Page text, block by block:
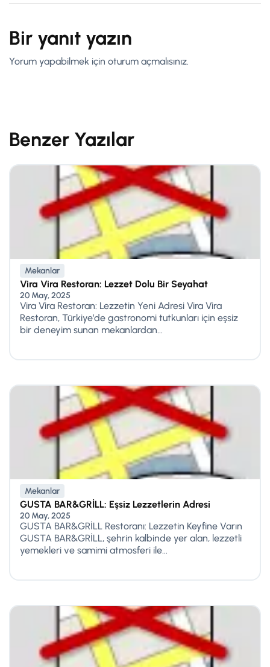
Bir yanıt yazın
Yorum yapabilmek için oturum açmalısınız.
Benzer Yazılar
Mekanlar
Vira Vira Restoran: Lezzet Dolu Bir Seyahat
20 May, 2025
Vira Vira Restoran: Lezzetin Yeni Adresi Vira Vira
Restoran, Türkiye’de gastronomi tutkunları için eşsiz
bir deneyim sunan mekanlardan...
Mekanlar
GUSTA BAR&GRİLL: Eşsiz Lezzetlerin Adresi
20 May, 2025
GUSTA BAR&GRİLL Restoranı: Lezzetin Keyfine Varın
GUSTA BAR&GRİLL, şehrin kalbinde yer alan, lezzetli
yemekleri ve samimi atmosferi ile...